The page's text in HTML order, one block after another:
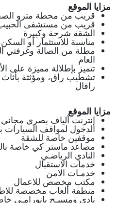
مزايا الموقع
قريب من محطة مترو
قريب من مستشفى
الشقة شرحة وكبيرة
مناسبة للاستثمار أو
مطلة من الصالة وغرفتي
العام
تتميز بإطلالة مميزة على
تشطيب راق، ومؤثثة
رافال
مزايا الموقع
إنترنت ألياف بصري مجاني
الدخول لمواقف السيارات
موقفين خاصة للشقة
مصاعد ماستر كي خاصة
النادي الرياضـي
خدمات الاستقبال
خدمـات الامن
مكتب مخصص للاعمال
منطقة ألعاب مخصصة
نادي ومسبـح بانورامـي